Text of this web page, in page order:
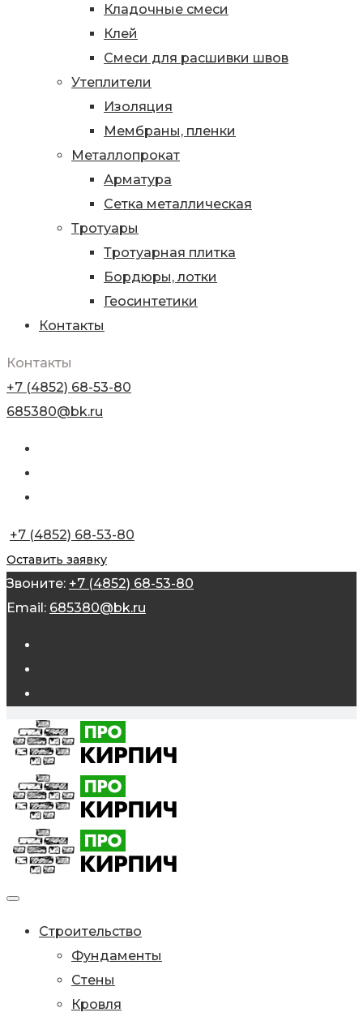
Кладочные смеси
Клей
Смеси для расшивки швов
Утеплители
Изоляция
Мембраны, пленки
Металлопрокат
Арматура
Сетка металлическая
Тротуары
Тротуарная плитка
Бордюры, лотки
Геосинтетики
Контакты
Контакты
+7 (4852) 68-53-80
685380@bk.ru
+7 (4852) 68-53-80
Оставить заявку
Звоните: +7 (4852) 68-53-80
Email: 685380@bk.ru
Строительство
Фундаменты
Стены
Кровля